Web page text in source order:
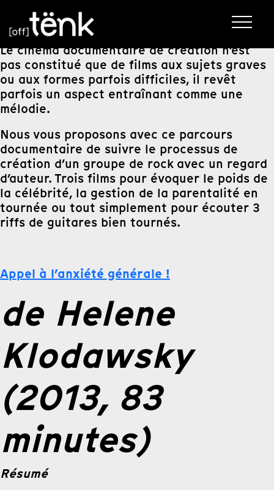
Le cinéma documentaire de création n’est
pas constitué que de films aux sujets graves
ou aux formes parfois difficiles, il revêt
parfois un aspect entraînant comme une
mélodie.
Nous vous proposons avec ce parcours
documentaire de suivre le processus de
création d’un groupe de rock avec un regard
d’auteur. Trois films pour évoquer le poids de
la célébrité, la gestion de la parentalité en
tournée ou tout simplement pour écouter 3
riffs de guitares bien tournés.
Appel à l’anxiété générale !
de Helene
Klodawsky
(2013, 83
minutes)
Résumé